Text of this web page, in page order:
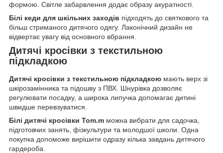
формою. Світле забарвлення додає образу акуратності.
Білі кеди для шкільних заходів підходять до святкового та
більш стриманого дитячого одягу. Лаконічний дизайн не
відвертає увагу від основного вбрання.
Дитячі кросівки з текстильною
підкладкою
Дитячі кросівки з текстильною підкладкою мають верх зі
шкірозамінника та підошву з ПВХ. Шнурівка дозволяє
регулювати посадку, а широка липучка допомагає дитині
швидше перевзуватися.
Білі дитячі кросівки Tom.m можна вибрати для садочка,
підготовчих занять, фізкультури та молодшої школи. Одна
покупка допоможе вирішити одразу кілька завдань дитячого
гардероба.